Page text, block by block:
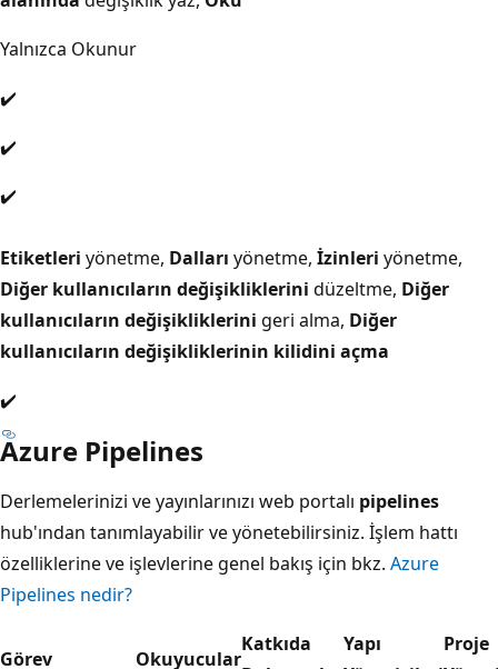
Yalnızca Okunur
✔️
✔️
✔️
Etiketleri yönetme, Dalları yönetme, İzinleri yönetme,
Diğer kullanıcıların değişikliklerini düzeltme, Diğer
kullanıcıların değişikliklerini geri alma, Diğer
kullanıcıların değişikliklerinin kilidini açma
✔️
Azure Pipelines
Derlemelerinizi ve yayınlarınızı web portalı pipelines
hub'ından tanımlayabilir ve yönetebilirsiniz. İşlem hattı
özelliklerine ve işlevlerine genel bakış için bkz. Azure
Pipelines nedir?
Görev Okuyucular
Katkıda
Yapı
Proje